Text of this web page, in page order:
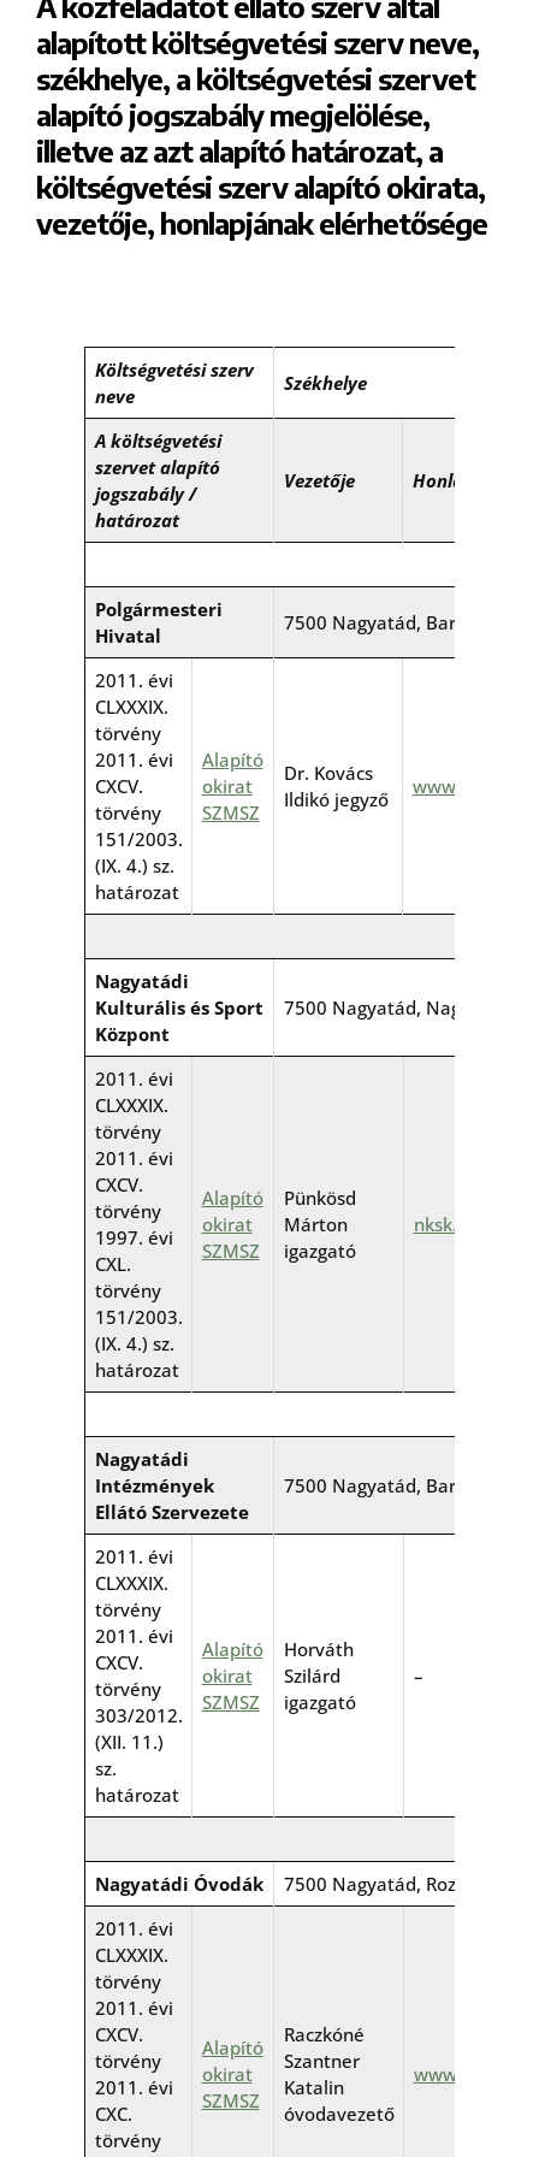
alapított költségvetési szerv neve,
székhelye, a költségvetési szervet
alapító jogszabály megjelölése,
illetve az azt alapító határozat, a
költségvetési szerv alapító okirata,
vezetője, honlapjának elérhetősége
Költségvetési szerv
neve
Székhelye
A költségvetési
szervet alapító
jogszabály /
határozat
Vezetője Honlapja
Polgármesteri
Hivatal
7500 Nagyatád, Baross G. u.
2011. évi
CLXXXIX.
törvény
2011. évi
CXCV.
törvény
151/2003.
(IX. 4.) sz.
határozat
Alapító
okirat
SZMSZ
Dr. Kovács
Ildikó jegyző
Nagyatádi
Kulturális és Sport
Központ
7500 Nagyatád, Nagy Imre
2011. évi
CLXXXIX.
törvény
2011. évi
CXCV.
törvény
1997. évi
CXL.
törvény
151/2003.
(IX. 4.) sz.
határozat
Alapító
okirat
SZMSZ
Pünkösd
Márton
igazgató
nksk.hu
Nagyatádi
Intézmények
Ellátó Szervezete
7500 Nagyatád, Baross G. u.
2011. évi
CLXXXIX.
törvény
2011. évi
CXCV.
törvény
303/2012.
(XII. 11.)
sz.
határozat
Alapító
okirat
SZMSZ
Horváth
Szilárd
igazgató
–
Nagyatádi Óvodák
7500 Nagyatád, Rozsnyói u.
2011. évi
CLXXXIX.
törvény
2011. évi
CXCV.
törvény
2011. évi
CXC.
törvény
Alapító
okirat
SZMSZ
Raczkóné
Szantner
Katalin
óvodavezető
www.novik.hu